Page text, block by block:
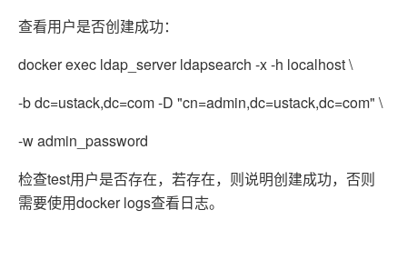
查看用户是否创建成功：
docker exec ldap_server ldapsearch -x -h localhost \
-b dc=ustack,dc=com -D "cn=admin,dc=ustack,dc=com" \
-w admin_password
检查test用户是否存在，若存在，则说明创建成功，否则
需要使用docker logs查看日志。